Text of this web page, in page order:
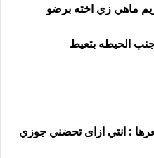
ماهي زي اخته برضو
الحيطه بتعيط
: انتي ازاى تحضني جوزي